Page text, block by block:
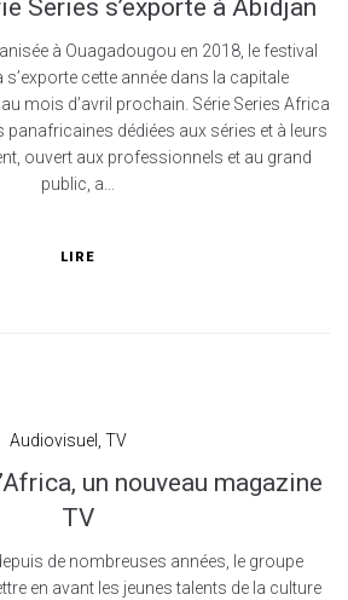
Series s’exporte à Abidjan
à Ouagadougou en 2018, le festival
s’exporte cette année dans la capitale
mois d’avril prochain. Série Series Africa
panafricaines dédiées aux séries et à leurs
ouvert aux professionnels et au grand
public, a...
LIRE
Audiovisuel TV
un nouveau magazine
TV
de nombreuses années, le groupe
en avant les jeunes talents de la culture